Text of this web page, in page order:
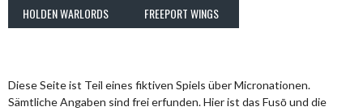
HOLDEN WARLORDS FREEPORT WINGS
Diese Seite ist Teil eines fiktiven Spiels über Micronationen.
Sämtliche Angaben sind frei erfunden. Hier ist das Fusō und die